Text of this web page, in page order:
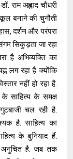
राम अह्लाद चौधरी
बनाने की चुनौती
दर्शन और परंपरा
सिकुड़ता जा रहा
है अभिव्यक्ति का
लग रहा है क्योंकि
नहीं हो रहा है.
साहित्य के समक्ष
चल रही है.
है. साहित्य का
के बुनियाद हैं.
अनुचित है. जब तक